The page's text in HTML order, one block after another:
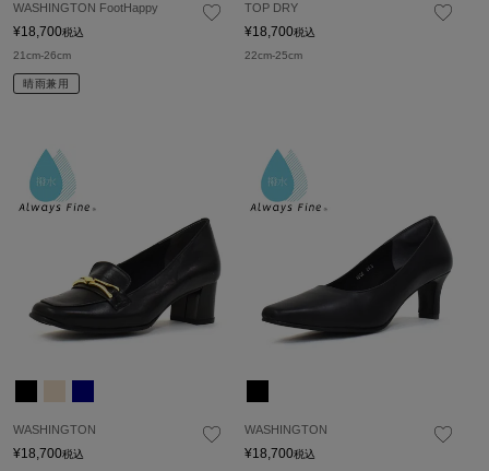
WASHINGTON FootHappy
¥18,700税込
21cm-26cm
晴雨兼用
TOP DRY
¥18,700税込
22cm-25cm
WASHINGTON
¥18,700税込
WASHINGTON
¥18,700税込